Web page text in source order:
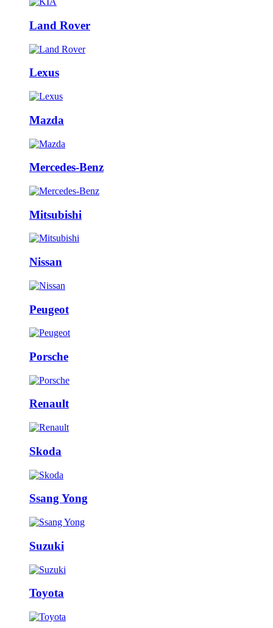
Land Rover
Lexus
Mazda
Mercedes-Benz
Mitsubishi
Nissan
Peugeot
Porsche
Renault
Skoda
Ssang Yong
Suzuki
Toyota